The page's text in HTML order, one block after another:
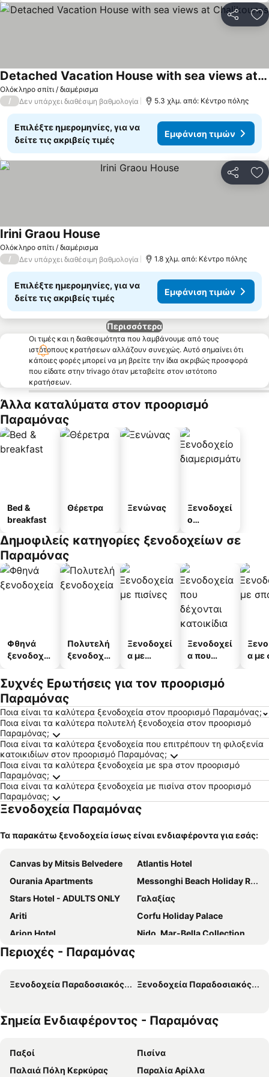
Ολόκληρο σπίτι / διαμέρισμα
Detached Vacation House with sea views at Chalikounas
/ Δεν υπάρχει διαθέσιμη βαθμολογία 5.3 χλμ. από: Κέντρο πόλης
Επιλέξτε ημερομηνίες, για να
δείτε τις ακριβείς τιμές
Εμφάνιση τιμών
Ολόκληρο σπίτι / διαμέρισμα
Irini Graou House
/ Δεν υπάρχει διαθέσιμη βαθμολογία 1.8 χλμ. από: Κέντρο πόλης
Επιλέξτε ημερομηνίες, για να
δείτε τις ακριβείς τιμές
Εμφάνιση τιμών
Περισσότερα
Οι τιμές και η διαθεσιμότητα που λαμβάνουμε από τους
ιστότοπους κρατήσεων αλλάζουν συνεχώς. Αυτό σημαίνει ότι
κάποιες φορές μπορεί να μη βρείτε την ίδια ακριβώς προσφορά
που είδατε στην trivago όταν μεταβείτε στον ιστότοπο
κρατήσεων.
Άλλα καταλύματα στον προορισμό
Παραμόνας
Bed &
breakfast
Θέρετρα Ξενώνας
Ξενοδοχεί
ο
άτων
Δημοφιλείς κατηγορίες ξενοδοχείων σε
Παραμόνας
Φθηνά
ξενοδοχεί
Πολυτελή
ξενοδοχεί
Ξενοδοχεί
α με
Ξενοδοχεί
α που
κατοικίδι
α
α με
Συχνές Ερωτήσεις για τον προορισμό
Παραμόνας
Ποια είναι τα καλύτερα ξενοδοχεία στον προορισμό Παραμόνας;
Ποια είναι τα καλύτερα πολυτελή ξενοδοχεία στον προορισμό
Παραμόνας;
Ποια είναι τα καλύτερα ξενοδοχεία που επιτρέπουν τη φιλοξενία
κατοικιδίων στον προορισμό Παραμόνας;
Ποια είναι τα καλύτερα ξενοδοχεία με spa στον προορισμό
Παραμόνας;
Ποια είναι τα καλύτερα ξενοδοχεία με πισίνα στον προορισμό
Παραμόνας;
Ξενοδοχεία Παραμόνας
Τα παρακάτω ξενοδοχεία ίσως είναι ενδιαφέροντα για εσάς:
Canvas by Mitsis Belvedere
Atlantis Hotel
Ourania Apartments
Messonghi Beach Holiday Resort
Stars Hotel - ADULTS ONLY
Γαλαξίας
Ariti
Corfu Holiday Palace
Arion Hotel
Nido, Mar-Bella Collection
Corfu Hellinis Hotel
Cavalieri Hotel
Nefeli Hotel
Hotel Arcadion
Blue Sea Hotel
Ionian Arches
Angsana Corfu
Αύρα
Potamaki Beach Hotel
Περιοχές - Παραμόνας
Ξενοδοχεία Παραδοσιακός Οικισμός Γαστουρίου Ξενοδοχεία Παραδοσιακός Οικισμός Κυνοπιαστών
Σημεία Ενδιαφέροντος - Παραμόνας
Παξοί
Πισίνα
Παλαιά Πόλη Κερκύρας
Παραλία Αρίλλα